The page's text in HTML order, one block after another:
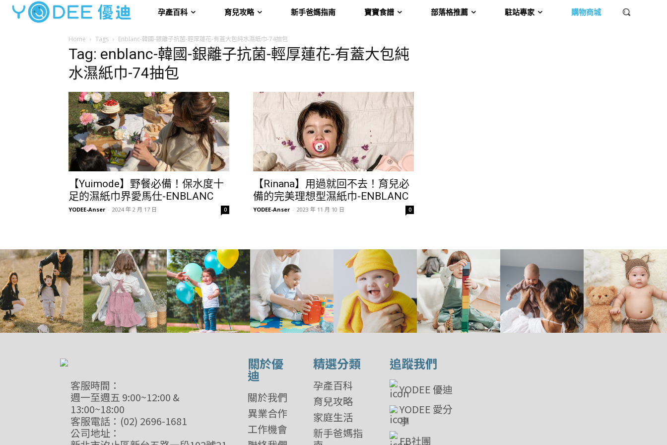
孕產百科 育兒攻略 新手爸媽指南 寶寶食譜 部落格推薦 駐站專家 購物商城
Home Tags Enblanc-韓國-銀離子抗菌-輕厚蓮花-有蓋大包純水濕紙巾-74抽包
Tag: enblanc-韓國-銀離子抗菌-輕厚蓮花-有蓋大包純
水濕紙巾-74抽包
【Yuimode】野餐必備！保水度十
足的濕紙巾界愛馬仕-ENBLANC
YODEE-Anser - 2024 年 2 月 17 日 0
【Rinana】用過就回不去！育兒必
備的完美理想型濕紙巾-ENBLANC
YODEE-Anser - 2023 年 11 月 10 日 0
客服時間：
週一至週五 9:00~12:00 &
13:00~18:00
客服電話：(02) 2696-1681
公司地址：
關於優
迪
關於我們
異業合作
工作機會
精選分類
孕產百科
育兒攻略
家庭生活
新手爸媽指
追蹤我們
YODEE 優迪
YODEE 愛分
享
FB社團